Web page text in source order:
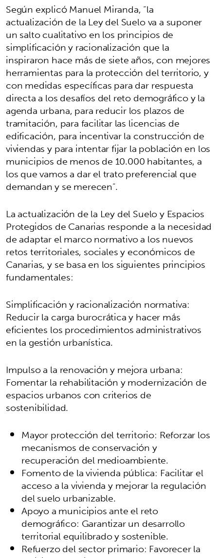
Según explicó Manuel Miranda, “la
actualización de la Ley del Suelo va a suponer
un salto cualitativo en los principios de
simplificación y racionalización que la
inspiraron hace más de siete años, con mejores
herramientas para la protección del territorio, y
con medidas específicas para dar respuesta
directa a los desafíos del reto demográfico y la
agenda urbana, para reducir los plazos de
tramitación, para facilitar las licencias de
edificación, para incentivar la construcción de
viviendas y para intentar fijar la población en los
municipios de menos de 10.000 habitantes, a
los que vamos a dar el trato preferencial que
demandan y se merecen”.
La actualización de la Ley del Suelo y Espacios
Protegidos de Canarias responde a la necesidad
de adaptar el marco normativo a los nuevos
retos territoriales, sociales y económicos de
Canarias, y se basa en los siguientes principios
fundamentales:
Simplificación y racionalización normativa:
Reducir la carga burocrática y hacer más
eficientes los procedimientos administrativos
en la gestión urbanística.
Impulso a la renovación y mejora urbana:
Fomentar la rehabilitación y modernización de
espacios urbanos con criterios de
sostenibilidad.
Mayor protección del territorio: Reforzar los
mecanismos de conservación y
recuperación del medioambiente.
Fomento de la vivienda pública: Facilitar el
acceso a la vivienda y mejorar la regulación
del suelo urbanizable.
Apoyo a municipios ante el reto
demográfico: Garantizar un desarrollo
territorial equilibrado y sostenible.
Refuerzo del sector primario: Favorecer la